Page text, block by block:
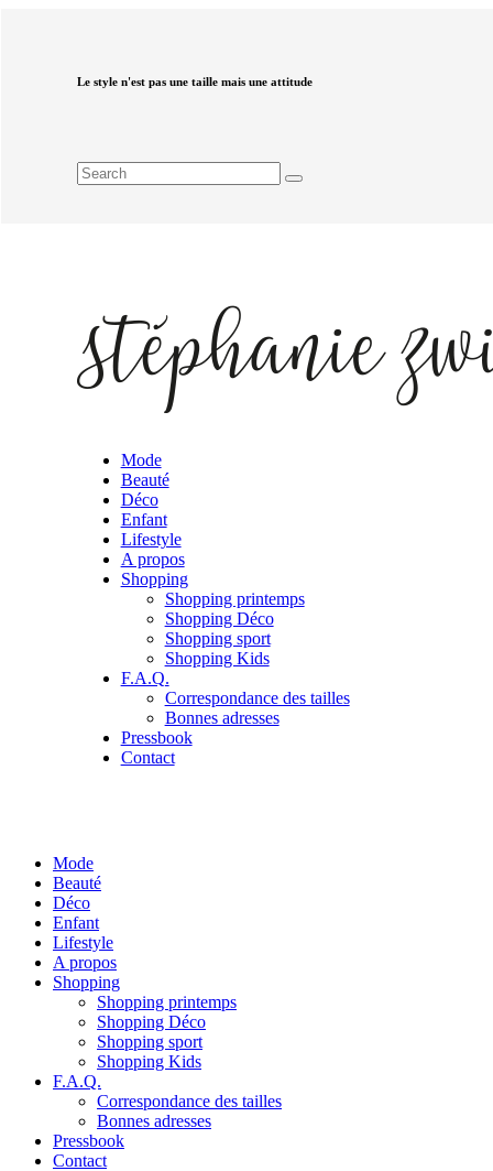
Le style n'est pas une taille mais une attitude
Mode
Beauté
Déco
Enfant
Lifestyle
A propos
Shopping
Shopping printemps
Shopping Déco
Shopping sport
Shopping Kids
F.A.Q.
Correspondance des tailles
Bonnes adresses
Pressbook
Contact
Mode
Beauté
Déco
Enfant
Lifestyle
A propos
Shopping
Shopping printemps
Shopping Déco
Shopping sport
Shopping Kids
F.A.Q.
Correspondance des tailles
Bonnes adresses
Pressbook
Contact